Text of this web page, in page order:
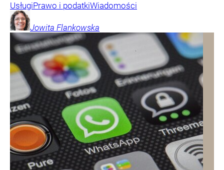
UsługiPrawo i podatkiWiadomości
Jowita Flankowska